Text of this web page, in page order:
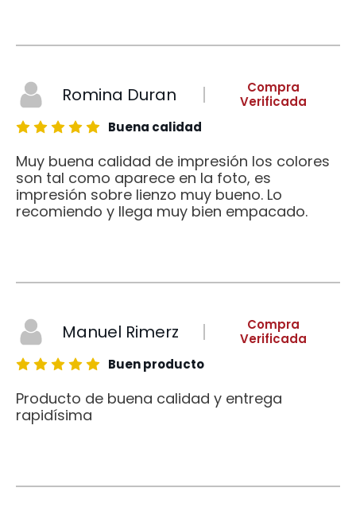
Romina Duran
Compra
Verificada
Buena calidad
Muy buena calidad de impresión los colores
son tal como aparece en la foto, es
impresión sobre lienzo muy bueno. Lo
recomiendo y llega muy bien empacado.
Manuel Rimerz
Compra
Verificada
Buen producto
Producto de buena calidad y entrega
rapidísima